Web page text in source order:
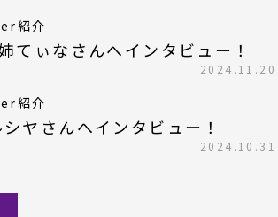
紹介
てぃなさんへインタビュー！
2024.11.20
紹介
ヤさんへインタビュー！
2024.10.31